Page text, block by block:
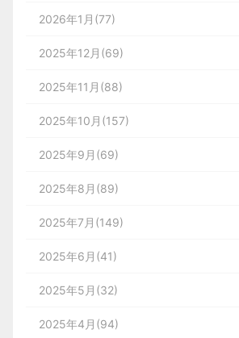
2026年1月(77)
2025年12月(69)
2025年11月(88)
2025年10月(157)
2025年9月(69)
2025年8月(89)
2025年7月(149)
2025年6月(41)
2025年5月(32)
2025年4月(94)